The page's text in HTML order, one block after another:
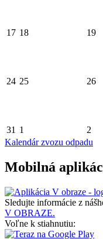
17 18 19
24 25 26
31 1 2
Kalendár zvozu odpadu
Mobilná
Sledujte informácie z
V OBRAZE.
Voľne k stiahnutiu: